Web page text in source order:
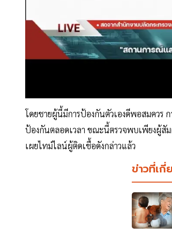
โดยชายผู้นี้มีการป้องกันตัวเองดีพอสมควร
ป้องกันตลอดเวลา ขณะนี้ตรวจพบเพียงผู้สัม
เผยไทม์ไลน์ผู้ติดเชื้อดังกล่าวแล้ว
ข่าวที่เ